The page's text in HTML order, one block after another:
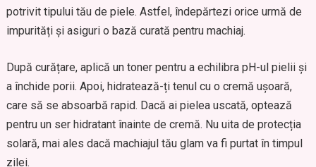
potrivit tipului tău de piele. Astfel, îndepărtezi orice urmă de
impurități și asiguri o bază curată pentru machiaj.
După curățare, aplică un toner pentru a echilibra pH-ul pielii și
a închide porii. Apoi, hidratează-ți tenul cu o cremă ușoară,
care să se absoarbă rapid. Dacă ai pielea uscată, optează
pentru un ser hidratant înainte de cremă. Nu uita de protecția
solară, mai ales dacă machiajul tău glam va fi purtat în timpul
zilei.